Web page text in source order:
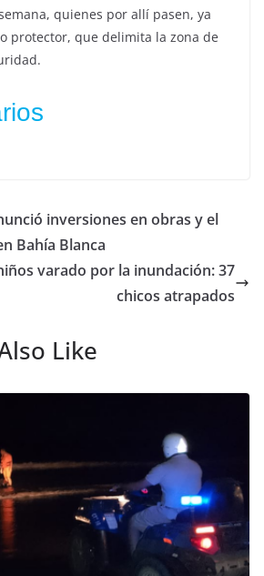
quienes por allí pasen, ya
protector, que delimita la zona de
inversiones en obras y el
Bahía Blanca
varado por la inundación: 37
chicos atrapados
Like